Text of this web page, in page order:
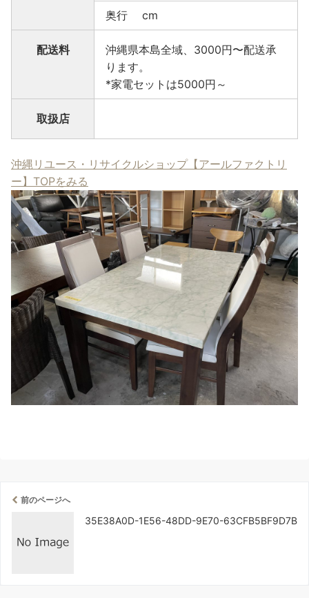
奥行 cm
配送料
沖縄県本島全域、3000円〜配送承
ります。
*家電セットは5000円～
取扱店
沖縄リユース・リサイクルショップ【アールファクトリ
ー】TOPをみる
前のページへ
35E38A0D-1E56-48DD-9E70-63CFB5BF9D7B